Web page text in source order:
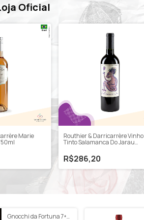
Oficial
Marie Routhier & Darricarrère Vinho
Tinto Salamanca Do Jarau
R$286,20
Gnocchi da Fortuna 7ª